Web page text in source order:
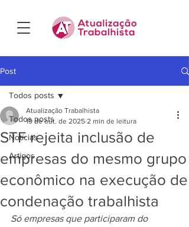
Post
Todos posts
Notícias
Artigos
Todos posts
STF rejeita inclusão de
empresas do mesmo grupo
econômico na execução de
condenação trabalhista
Atualização Trabalhista
19 de out. de 2025 2 min de leitura
Só empresas que participaram do